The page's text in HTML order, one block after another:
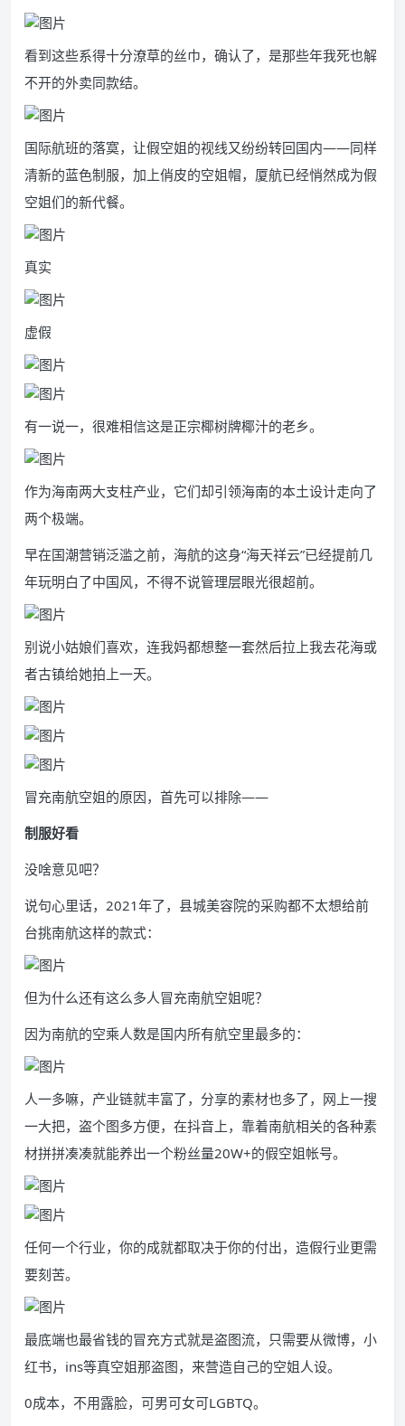
看到这些系得十分潦草的丝巾，确认了，是那些年我死也解
不开的外卖同款结。
国际航班的落寞，让假空姐的视线又纷纷转回国内——同样
清新的蓝色制服，加上俏皮的空姐帽，厦航已经悄然成为假
空姐们的新代餐。
真实
虚假
有一说一，很难相信这是正宗椰树牌椰汁的老乡。
作为海南两大支柱产业，它们却引领海南的本土设计走向了
两个极端。
早在国潮营销泛滥之前，海航的这身“海天祥云”已经提前几
年玩明白了中国风，不得不说管理层眼光很超前。
别说小姑娘们喜欢，连我妈都想整一套然后拉上我去花海或
者古镇给她拍上一天。
冒充南航空姐的原因，首先可以排除——
制服好看
没啥意见吧？
说句心里话，2021年了，县城美容院的采购都不太想给前
台挑南航这样的款式：
但为什么还有这么多人冒充南航空姐呢？
因为南航的空乘人数是国内所有航空里最多的：
人一多嘛，产业链就丰富了，分享的素材也多了，网上一搜
一大把，盗个图多方便，在抖音上，靠着南航相关的各种素
材拼拼凑凑就能养出一个粉丝量20W+的假空姐帐号。
任何一个行业，你的成就都取决于你的付出，造假行业更需
要刻苦。
最底端也最省钱的冒充方式就是盗图流，只需要从微博，小
红书，ins等真空姐那盗图，来营造自己的空姐人设。
0成本，不用露脸，可男可女可LGBTQ。